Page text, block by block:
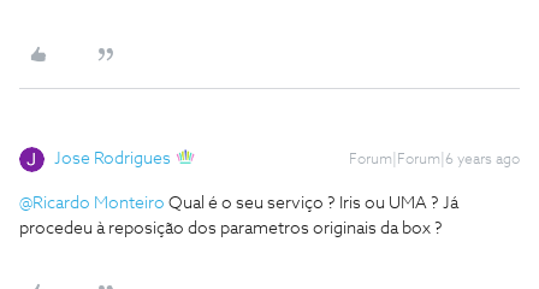
Jose Rodrigues Forum|Forum|6 years ago
@Ricardo Monteiro Qual é o seu serviço ? Iris ou UMA ? Já
procedeu à reposição dos parametros originais da box ?